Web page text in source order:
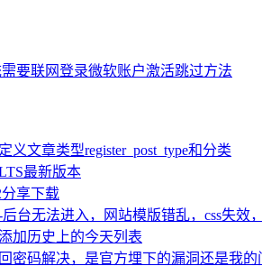
要联网登录微软账户激活跳过方法
义文章类型register_post_type和分类
最新版本
分享下载
后台无法进入，网站模版错乱，css失
加历史上的今天列表
密码解决，是官方埋下的漏洞还是我的